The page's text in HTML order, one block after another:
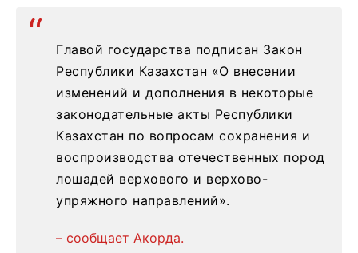
Главой государства подписан Закон
Республики Казахстан «О внесении
изменений и дополнения в некоторые
законодательные акты Республики
Казахстан по вопросам сохранения и
воспроизводства отечественных пород
лошадей верхового и верхово-
упряжного направлений».
– сообщает Акорда.